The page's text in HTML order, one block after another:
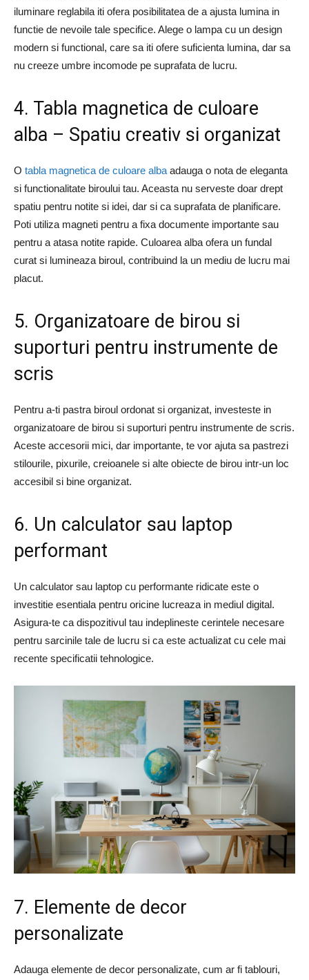
iluminare reglabila iti ofera posibilitatea de a ajusta lumina in
functie de nevoile tale specifice. Alege o lampa cu un design
modern si functional, care sa iti ofere suficienta lumina, dar sa
nu creeze umbre incomode pe suprafata de lucru.
4. Tabla magnetica de culoare
alba – Spatiu creativ si organizat
O tabla magnetica de culoare alba adauga o nota de eleganta
si functionalitate biroului tau. Aceasta nu serveste doar drept
spatiu pentru notite si idei, dar si ca suprafata de planificare.
Poti utiliza magneti pentru a fixa documente importante sau
pentru a atasa notite rapide. Culoarea alba ofera un fundal
curat si lumineaza biroul, contribuind la un mediu de lucru mai
placut.
5. Organizatoare de birou si
suporturi pentru instrumente de
scris
Pentru a-ti pastra biroul ordonat si organizat, investeste in
organizatoare de birou si suporturi pentru instrumente de scris.
Aceste accesorii mici, dar importante, te vor ajuta sa pastrezi
stilourile, pixurile, creioanele si alte obiecte de birou intr-un loc
accesibil si bine organizat.
6. Un calculator sau laptop
performant
Un calculator sau laptop cu performante ridicate este o
investitie esentiala pentru oricine lucreaza in mediul digital.
Asigura-te ca dispozitivul tau indeplineste cerintele necesare
pentru sarcinile tale de lucru si ca este actualizat cu cele mai
recente specificatii tehnologice.
7. Elemente de decor
personalizate
Adauga elemente de decor personalizate, cum ar fi tablouri,